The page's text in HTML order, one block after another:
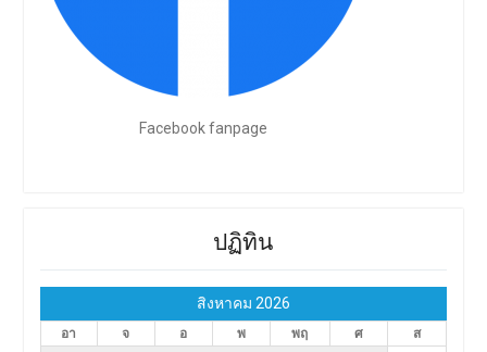
Facebook fanpage
ปฏิทิน
สิงหาคม 2026
อา จ อ พ พฤ ศ ส